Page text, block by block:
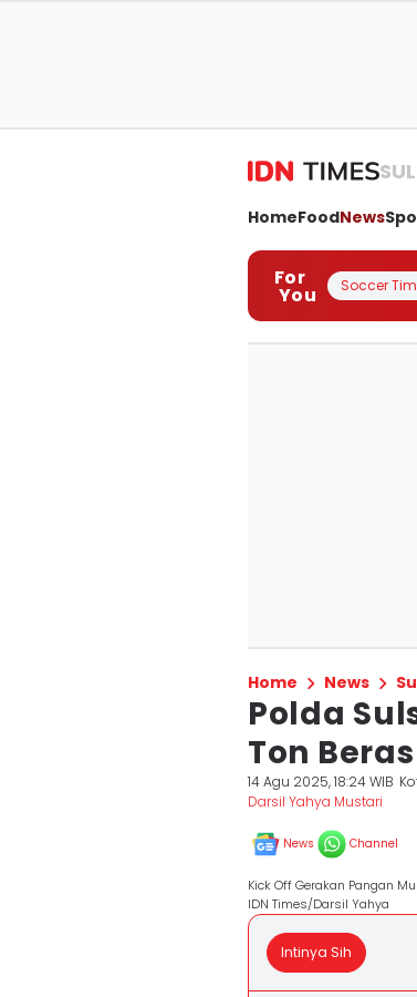
HomeFoodNews
For
You Soccer
Home News
Polda
Ton
14 Agu 2025, 18:24 WIB
Darsil Yahya Mustari
News Channel
Kick Off Gerakan Pangan
IDN Times/Darsil Yahya
Intinya Sih